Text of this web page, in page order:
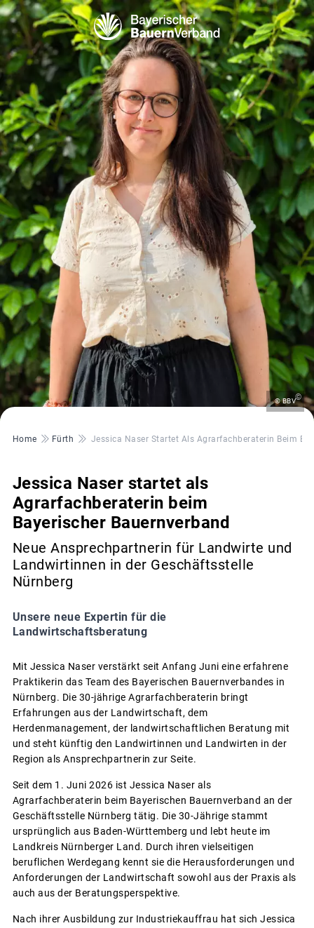
© BBV©
Pfadnavigation
Home Fürth Jessica Naser Startet Als Agrarfachberaterin Beim
Jessica Naser startet als
Agrarfachberaterin beim
Bayerischer Bauernverband
Neue Ansprechpartnerin für Landwirte und
Landwirtinnen in der Geschäftsstelle
Nürnberg
Unsere neue Expertin für die
Landwirtschaftsberatung
Mit Jessica Naser verstärkt seit Anfang Juni eine erfahrene
Praktikerin das Team des Bayerischen Bauernverbandes in
Nürnberg. Die 30-jährige Agrarfachberaterin bringt
Erfahrungen aus der Landwirtschaft, dem
Herdenmanagement, der landwirtschaftlichen Beratung mit
und steht künftig den Landwirtinnen und Landwirten in der
Region als Ansprechpartnerin zur Seite.
Seit dem 1. Juni 2026 ist Jessica Naser als
Agrarfachberaterin beim Bayerischen Bauernverband an der
Geschäftsstelle Nürnberg tätig. Die 30-Jährige stammt
ursprünglich aus Baden-Württemberg und lebt heute im
Landkreis Nürnberger Land. Durch ihren vielseitigen
beruflichen Werdegang kennt sie die Herausforderungen und
Anforderungen der Landwirtschaft sowohl aus der Praxis als
auch aus der Beratungsperspektive.
Nach ihrer Ausbildung zur Industriekauffrau hat sich Jessica